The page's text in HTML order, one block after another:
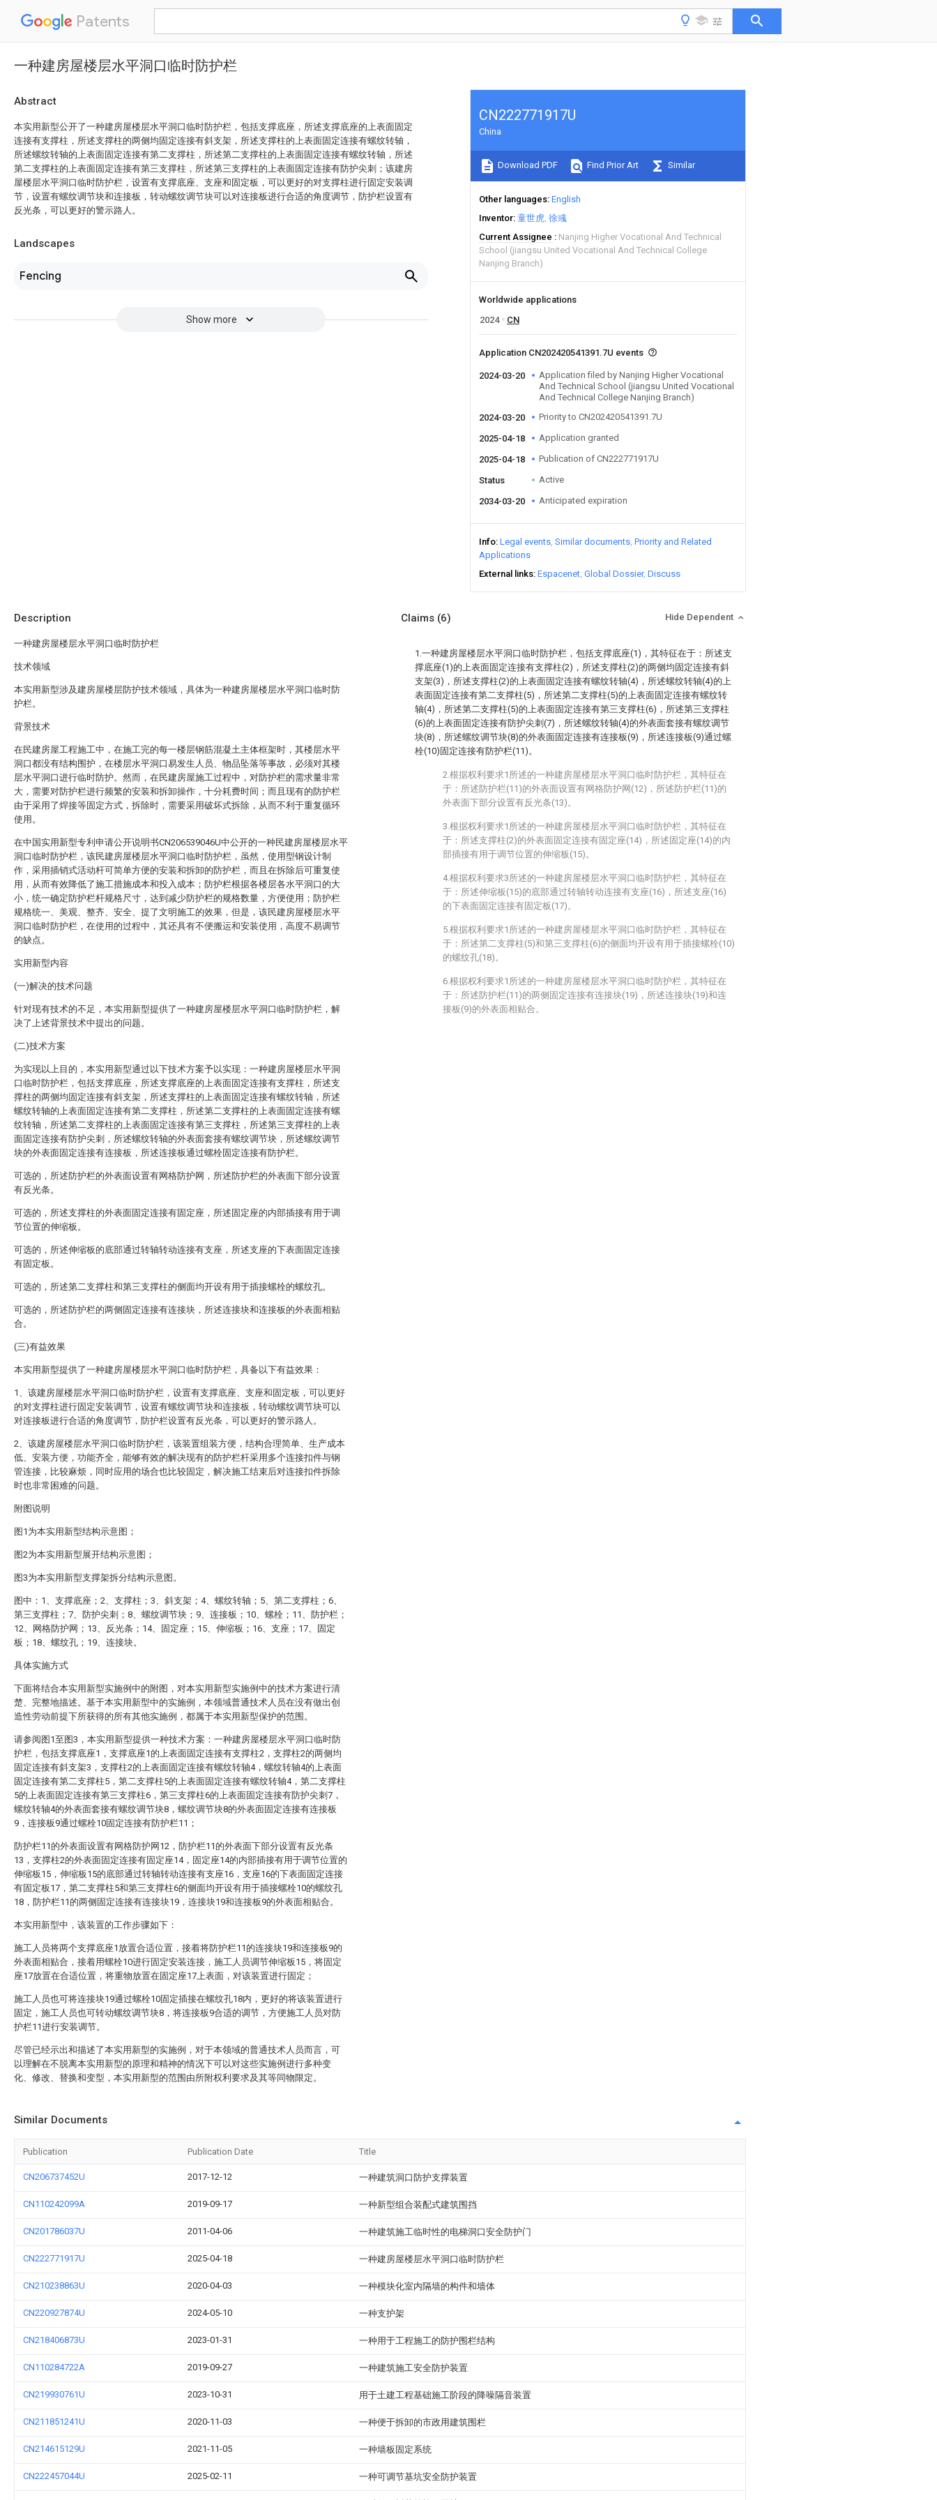
Patents
一种建房屋楼层水平洞口临时防护栏
Abstract
本实用新型公开了一种建房屋楼层水平洞口临时防护栏，包括支撑底座，所述支撑底座的上表面固定
连接有支撑柱，所述支撑柱的两侧均固定连接有斜支架，所述支撑柱的上表面固定连接有螺纹转轴，
所述螺纹转轴的上表面固定连接有第二支撑柱，所述第二支撑柱的上表面固定连接有螺纹转轴，所述
第二支撑柱的上表面固定连接有第三支撑柱，所述第三支撑柱的上表面固定连接有防护尖刺；该建房
屋楼层水平洞口临时防护栏，设置有支撑底座、支座和固定板，可以更好的对支撑柱进行固定安装调
节，设置有螺纹调节块和连接板，转动螺纹调节块可以对连接板进行合适的角度调节，防护栏设置有
反光条，可以更好的警示路人。
Landscapes
Fencing
Show more
CN222771917U
China
Download PDF Find Prior Art Similar
Other languages English
Inventor 童世虎 徐彧
Current Assignee
Nanjing Higher Vocational And Technical
School (jiangsu United Vocational And Technical College
Nanjing Branch)
Worldwide applications
2024
CN
Application CN202420541391.7U events
2024-03-20
Application filed by Nanjing Higher Vocational
And Technical School (jiangsu United Vocational
And Technical College Nanjing Branch)
2024-03-20
Priority to CN202420541391.7U
2025-04-18 Application granted
2025-04-18 Publication of CN222771917U
Status Active
2034-03-20 Anticipated expiration
Info Legal events Similar documents Priority and Related
Applications
External links Espacenet Global Dossier Discuss
Description
一种建房屋楼层水平洞口临时防护栏
技术领域
本实用新型涉及建房屋楼层防护技术领域，具体为一种建房屋楼层水平洞口临时防
护栏。
背景技术
在民建房屋工程施工中，在施工完的每一楼层钢筋混凝土主体框架时，其楼层水平
洞口都没有结构围护，在楼层水平洞口易发生人员、物品坠落等事故，必须对其楼
层水平洞口进行临时防护。然而，在民建房屋施工过程中，对防护栏的需求量非常
大，需要对防护栏进行频繁的安装和拆卸操作，十分耗费时间；而且现有的防护栏
由于采用了焊接等固定方式，拆除时，需要采用破坏式拆除，从而不利于重复循环
使用。
在中国实用新型专利申请公开说明书CN206539046U中公开的一种民建房屋楼层水平
洞口临时防护栏，该民建房屋楼层水平洞口临时防护栏，虽然，使用型钢设计制
作，采用插销式活动杆可简单方便的安装和拆卸的防护栏，而且在拆除后可重复使
用，从而有效降低了施工措施成本和投入成本；防护栏根据各楼层各水平洞口的大
小，统一确定防护栏杆规格尺寸，达到减少防护栏的规格数量，方便使用；防护栏
规格统一、美观、整齐、安全、提了文明施工的效果，但是，该民建房屋楼层水平
洞口临时防护栏，在使用的过程中，其还具有不便搬运和安装使用，高度不易调节
的缺点。
实用新型内容
(一)解决的技术问题
针对现有技术的不足，本实用新型提供了一种建房屋楼层水平洞口临时防护栏，解
决了上述背景技术中提出的问题。
(二)技术方案
为实现以上目的，本实用新型通过以下技术方案予以实现：一种建房屋楼层水平洞
口临时防护栏，包括支撑底座，所述支撑底座的上表面固定连接有支撑柱，所述支
撑柱的两侧均固定连接有斜支架，所述支撑柱的上表面固定连接有螺纹转轴，所述
螺纹转轴的上表面固定连接有第二支撑柱，所述第二支撑柱的上表面固定连接有螺
纹转轴，所述第二支撑柱的上表面固定连接有第三支撑柱，所述第三支撑柱的上表
面固定连接有防护尖刺，所述螺纹转轴的外表面套接有螺纹调节块，所述螺纹调节
块的外表面固定连接有连接板，所述连接板通过螺栓固定连接有防护栏。
可选的，所述防护栏的外表面设置有网格防护网，所述防护栏的外表面下部分设置
有反光条。
可选的，所述支撑柱的外表面固定连接有固定座，所述固定座的内部插接有用于调
节位置的伸缩板。
可选的，所述伸缩板的底部通过转轴转动连接有支座，所述支座的下表面固定连接
有固定板。
可选的，所述第二支撑柱和第三支撑柱的侧面均开设有用于插接螺栓的螺纹孔。
可选的，所述防护栏的两侧固定连接有连接块，所述连接块和连接板的外表面相贴
合。
(三)有益效果
本实用新型提供了一种建房屋楼层水平洞口临时防护栏，具备以下有益效果：
1、该建房屋楼层水平洞口临时防护栏，设置有支撑底座、支座和固定板，可以更好
的对支撑柱进行固定安装调节，设置有螺纹调节块和连接板，转动螺纹调节块可以
对连接板进行合适的角度调节，防护栏设置有反光条，可以更好的警示路人。
2、该建房屋楼层水平洞口临时防护栏，该装置组装方便，结构合理简单、生产成本
低、安装方便，功能齐全，能够有效的解决现有的防护栏杆采用多个连接扣件与钢
管连接，比较麻烦，同时应用的场合也比较固定，解决施工结束后对连接扣件拆除
时也非常困难的问题。
附图说明
图1为本实用新型结构示意图；
图2为本实用新型展开结构示意图；
图3为本实用新型支撑架拆分结构示意图。
图中：1、支撑底座；2、支撑柱；3、斜支架；4、螺纹转轴；5、第二支撑柱；6、
第三支撑柱；7、防护尖刺；8、螺纹调节块；9、连接板；10、螺栓；11、防护栏；
12、网格防护网；13、反光条；14、固定座；15、伸缩板；16、支座；17、固定
板；18、螺纹孔；19、连接块。
具体实施方式
下面将结合本实用新型实施例中的附图，对本实用新型实施例中的技术方案进行清
楚、完整地描述。基于本实用新型中的实施例，本领域普通技术人员在没有做出创
造性劳动前提下所获得的所有其他实施例，都属于本实用新型保护的范围。
请参阅图1至图3，本实用新型提供一种技术方案：一种建房屋楼层水平洞口临时防
护栏，包括支撑底座1，支撑底座1的上表面固定连接有支撑柱2，支撑柱2的两侧均
固定连接有斜支架3，支撑柱2的上表面固定连接有螺纹转轴4，螺纹转轴4的上表面
固定连接有第二支撑柱5，第二支撑柱5的上表面固定连接有螺纹转轴4，第二支撑柱
5的上表面固定连接有第三支撑柱6，第三支撑柱6的上表面固定连接有防护尖刺7，
螺纹转轴4的外表面套接有螺纹调节块8，螺纹调节块8的外表面固定连接有连接板
9，连接板9通过螺栓10固定连接有防护栏11；
防护栏11的外表面设置有网格防护网12，防护栏11的外表面下部分设置有反光条
13，支撑柱2的外表面固定连接有固定座14，固定座14的内部插接有用于调节位置的
伸缩板15，伸缩板15的底部通过转轴转动连接有支座16，支座16的下表面固定连接
有固定板17，第二支撑柱5和第三支撑柱6的侧面均开设有用于插接螺栓10的螺纹孔
18，防护栏11的两侧固定连接有连接块19，连接块19和连接板9的外表面相贴合。
本实用新型中，该装置的工作步骤如下：
施工人员将两个支撑底座1放置合适位置，接着将防护栏11的连接块19和连接板9的
外表面相贴合，接着用螺栓10进行固定安装连接，施工人员调节伸缩板15，将固定
座17放置在合适位置，将重物放置在固定座17上表面，对该装置进行固定；
施工人员也可将连接块19通过螺栓10固定插接在螺纹孔18内，更好的将该装置进行
固定，施工人员也可转动螺纹调节块8，将连接板9合适的调节，方便施工人员对防
护栏11进行安装调节。
尽管已经示出和描述了本实用新型的实施例，对于本领域的普通技术人员而言，可
以理解在不脱离本实用新型的原理和精神的情况下可以对这些实施例进行多种变
化、修改、替换和变型，本实用新型的范围由所附权利要求及其等同物限定。
Claims (6) Hide Dependent
1.一种建房屋楼层水平洞口临时防护栏，包括支撑底座(1)，其特征在于：所述支
撑底座(1)的上表面固定连接有支撑柱(2)，所述支撑柱(2)的两侧均固定连接有斜
支架(3)，所述支撑柱(2)的上表面固定连接有螺纹转轴(4)，所述螺纹转轴(4)的上
表面固定连接有第二支撑柱(5)，所述第二支撑柱(5)的上表面固定连接有螺纹转
轴(4)，所述第二支撑柱(5)的上表面固定连接有第三支撑柱(6)，所述第三支撑柱
(6)的上表面固定连接有防护尖刺(7)，所述螺纹转轴(4)的外表面套接有螺纹调节
块(8)，所述螺纹调节块(8)的外表面固定连接有连接板(9)，所述连接板(9)通过螺
栓(10)固定连接有防护栏(11)。
2.根据权利要求1所述的一种建房屋楼层水平洞口临时防护栏，其特征在
于：所述防护栏(11)的外表面设置有网格防护网(12)，所述防护栏(11)的
外表面下部分设置有反光条(13)。
3.根据权利要求1所述的一种建房屋楼层水平洞口临时防护栏，其特征在
于：所述支撑柱(2)的外表面固定连接有固定座(14)，所述固定座(14)的内
部插接有用于调节位置的伸缩板(15)。
4.根据权利要求3所述的一种建房屋楼层水平洞口临时防护栏，其特征在
于：所述伸缩板(15)的底部通过转轴转动连接有支座(16)，所述支座(16)
的下表面固定连接有固定板(17)。
5.根据权利要求1所述的一种建房屋楼层水平洞口临时防护栏，其特征在
于：所述第二支撑柱(5)和第三支撑柱(6)的侧面均开设有用于插接螺栓(10)
的螺纹孔(18)。
6.根据权利要求1所述的一种建房屋楼层水平洞口临时防护栏，其特征在
于：所述防护栏(11)的两侧固定连接有连接块(19)，所述连接块(19)和连
接板(9)的外表面相贴合。
Similar Documents
Publication Publication Date Title
CN206737452U 2017-12-12 一种建筑洞口防护支撑装置
CN110242099A 2019-09-17 一种新型组合装配式建筑围挡
CN201786037U 2011-04-06 一种建筑施工临时性的电梯洞口安全防护门
CN222771917U 2025-04-18 一种建房屋楼层水平洞口临时防护栏
CN210238863U 2020-04-03 一种模块化室内隔墙的构件和墙体
CN220927874U 2024-05-10 一种支护架
CN218406873U 2023-01-31 一种用于工程施工的防护围栏结构
CN110284722A 2019-09-27 一种建筑施工安全防护装置
CN219930761U 2023-10-31 用于土建工程基础施工阶段的降噪隔音装置
CN211851241U 2020-11-03 一种便于拆卸的市政用建筑围栏
CN214615129U 2021-11-05 一种墙板固定系统
CN222457044U 2025-02-11 一种可调节基坑安全防护装置